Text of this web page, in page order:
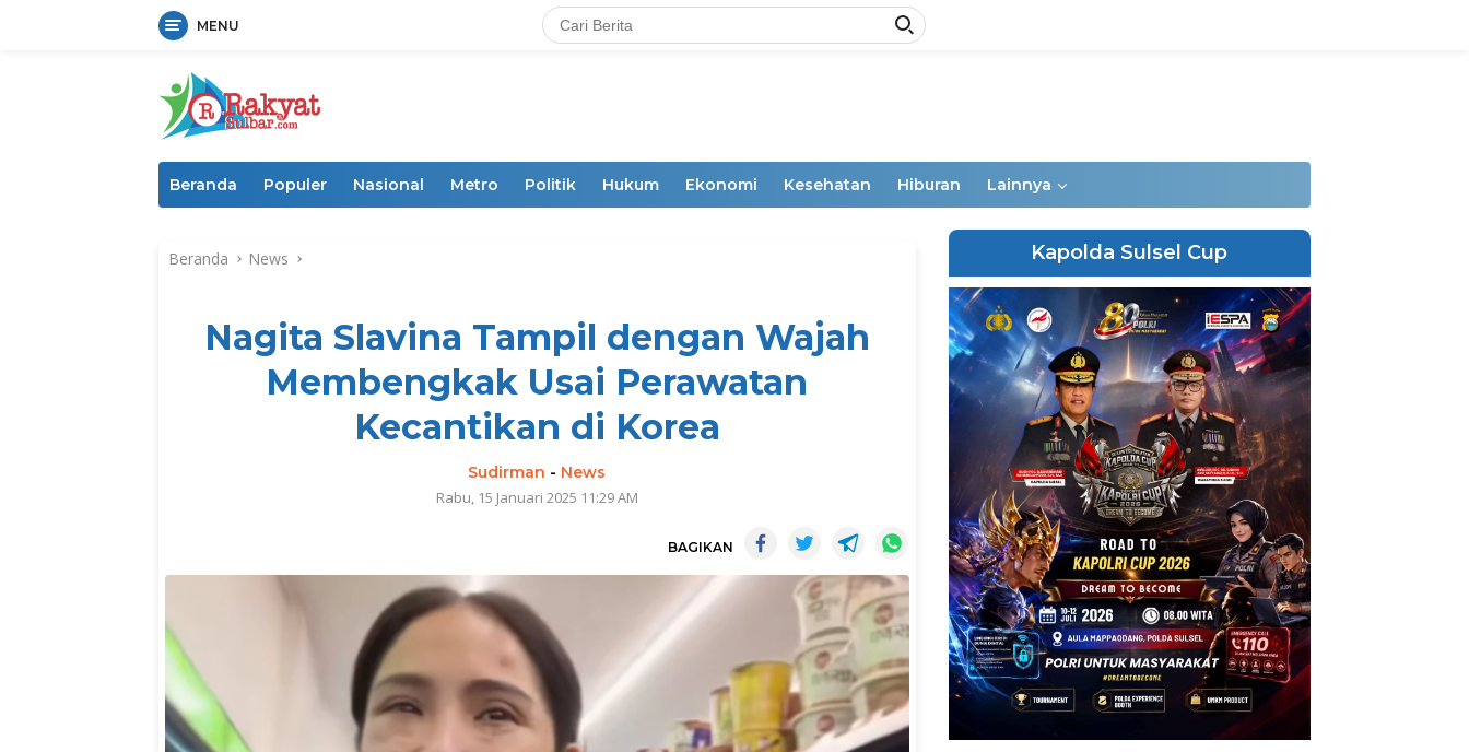
MENU
Beranda Populer Nasional Metro Politik Hukum Ekonomi Kesehatan Hiburan Lainnya
Beranda News
Nagita Slavina Tampil dengan Wajah
Membengkak Usai Perawatan
Kecantikan di Korea
Sudirman - News
Rabu, 15 Januari 2025 11:29 AM
BAGIKAN
Kapolda Sulsel Cup